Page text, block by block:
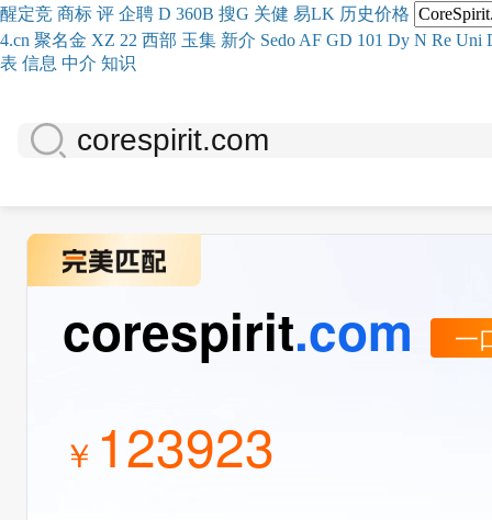
醒定竞 商标 评 企聘 D 360B 搜G 关健 易LK 历史价格
4.cn 聚名金 XZ 22 西部 玉集 新介 Sedo AF GD 101 Dy N Re Uni
表 信息 中介 知识